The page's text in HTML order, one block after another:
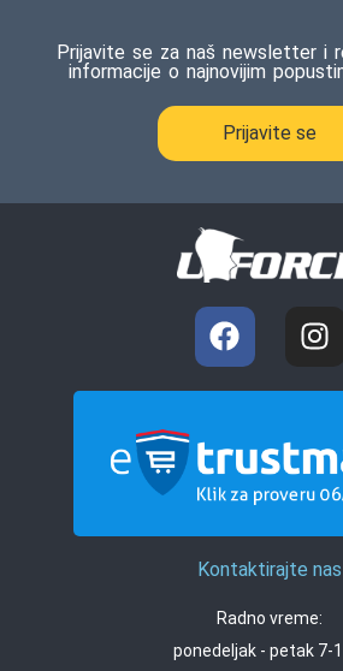
Prijavite se za naš newsletter i
informacije o najnovijim
Prijavite se
Kontaktirajte nas
Radno vreme:
ponedeljak - petak 7-